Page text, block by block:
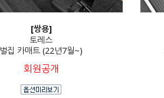
[쌍용]
토레스
벌집 카매트 (22년7월~)
회원공개